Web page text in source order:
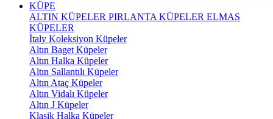
KÜPE
ALTIN KÜPELER PIRLANTA KÜPELER ELMAS
KÜPELER
İtaly Koleksiyon Küpeler
Altın Baget Küpeler
Altın Halka Küpeler
Altın Sallantılı Küpeler
Altın Ataç Küpeler
Altın Vidalı Küpeler
Altın J Küpeler
Klasik Halka Küpeler